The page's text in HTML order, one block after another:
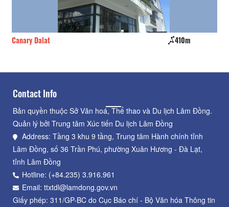
Canary Dalat 410m
Contact Info
Bản quyền thuộc Sở Văn hoá, Thể thao và Du lịch Lâm Đồng.
Quản lý bởi Trung tâm Xúc tiến Du lịch Lâm Đồng
Address: Tầng 3 khu 9 tầng, Trung tâm Hành chính tỉnh
Lâm Đồng, số 36 Trần Phú, phường Xuân Hương - Đà Lạt,
tỉnh Lâm Đồng
Hotline: (+84.235) 3.916.961
Email: ttxtdl@lamdong.gov.vn
Giấy phép: 311/GP-BC do Cục Báo chí - Bộ Văn hóa Thông tin